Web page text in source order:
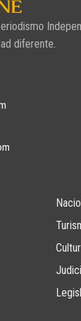
diferente.